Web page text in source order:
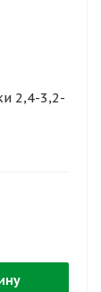
2,4-3,2-